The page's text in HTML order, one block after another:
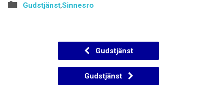
Gudstjänst,Sinnesro
Gudstjänst
Gudstjänst